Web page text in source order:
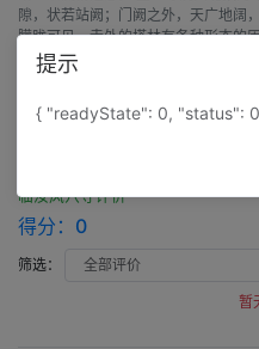
隙，状若站阙；门阙之外，天广地阔
朦胧可见。寺外的塔林有各种形态的
清代“奎光塔”一座,每至傍晚，霞光斜
十分奇特。
临汝风穴寺评价
得分： 0
筛选：
暂
提示
{ "readyState": 0, "status":